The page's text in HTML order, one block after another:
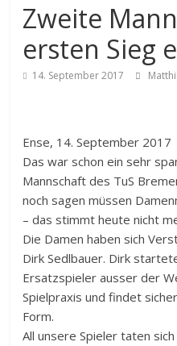
Zweite
ersten Sieg
14. September 2017
Ense, 14. September 2017
Das war schon ein sehr
Mannschaft des TuS
noch sagen müssen
– das stimmt heute nicht
Die Damen haben sich
Dirk Sedlbauer. Dirk
Ersatzspieler ausser der
Spielpraxis und findet
Form.
All unsere Spieler taten